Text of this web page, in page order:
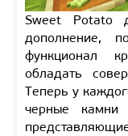
Sweet Potato
дополнение,
функционал
обладать
Теперь у
черные